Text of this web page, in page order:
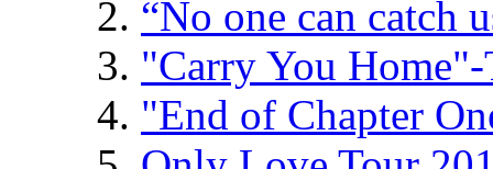
“No one can catch
"Carry You
"End of Chapter